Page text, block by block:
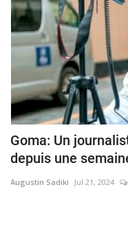
Goma: Un
depuis une
Augustin Sadiki Jul 21, 2024